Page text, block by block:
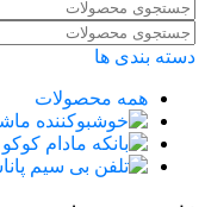
دسته بندی ها
همه محصولات